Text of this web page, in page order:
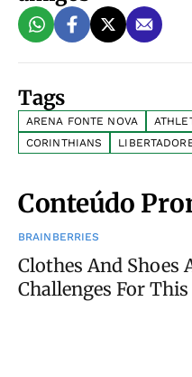
Tags
ARENA FONTE NOVA
CORINTHIANS